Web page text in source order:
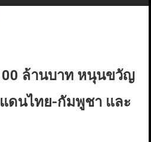
ล้านบาท หนุนขวัญ
ดนไทย-กัมพูชา และ